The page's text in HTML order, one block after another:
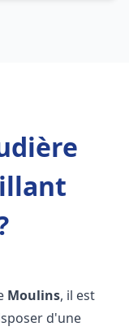
Moulins, il est
d'une